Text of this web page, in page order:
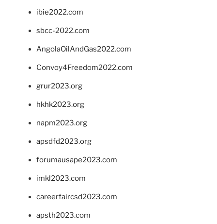
ibie2022.com
sbcc-2022.com
AngolaOilAndGas2022.com
Convoy4Freedom2022.com
grur2023.org
hkhk2023.org
napm2023.org
apsdfd2023.org
forumausape2023.com
imkl2023.com
careerfaircsd2023.com
apsth2023.com